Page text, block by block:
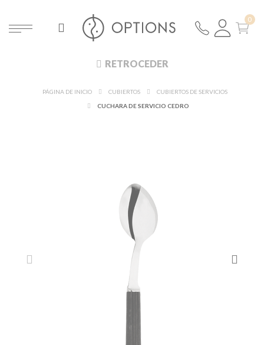
RETROCEDER
PÁGINA DE INICIO CUBIERTOS
CUBIERTOS DE SERVICIOS
CUCHARA DE SERVICIO CEDRO